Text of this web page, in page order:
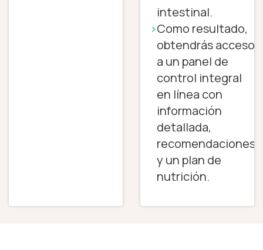
intestinal.
Como resultado,
obtendrás acceso
a un panel de
control integral
en línea con
información
detallada,
recomendaciones
y un plan de
nutrición.